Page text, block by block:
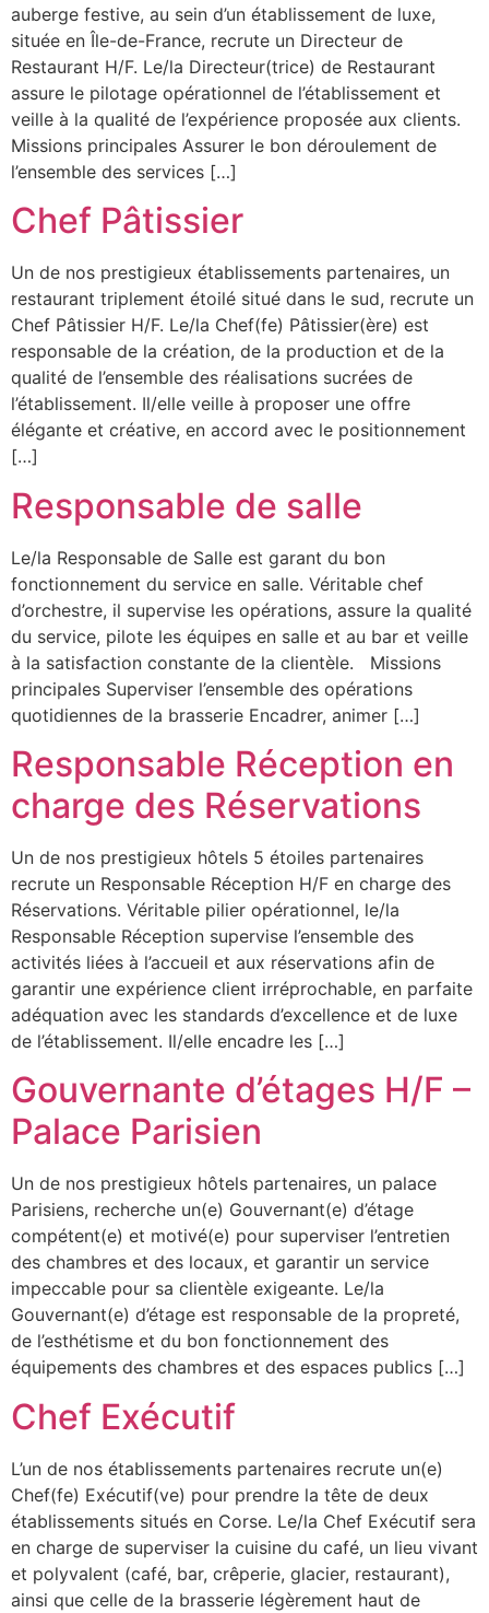
auberge festive, au sein d’un établissement de luxe,
située en Île-de-France, recrute un Directeur de
Restaurant H/F. Le/la Directeur(trice) de Restaurant
assure le pilotage opérationnel de l’établissement et
veille à la qualité de l’expérience proposée aux clients.
Missions principales Assurer le bon déroulement de
l’ensemble des services […]
Chef Pâtissier
Un de nos prestigieux établissements partenaires, un
restaurant triplement étoilé situé dans le sud, recrute un
Chef Pâtissier H/F. Le/la Chef(fe) Pâtissier(ère) est
responsable de la création, de la production et de la
qualité de l’ensemble des réalisations sucrées de
l’établissement. Il/elle veille à proposer une offre
élégante et créative, en accord avec le positionnement
[…]
Responsable de salle
Le/la Responsable de Salle est garant du bon
fonctionnement du service en salle. Véritable chef
d’orchestre, il supervise les opérations, assure la qualité
du service, pilote les équipes en salle et au bar et veille
à la satisfaction constante de la clientèle. Missions
principales Superviser l’ensemble des opérations
quotidiennes de la brasserie Encadrer, animer […]
Responsable Réception en
charge des Réservations
Un de nos prestigieux hôtels 5 étoiles partenaires
recrute un Responsable Réception H/F en charge des
Réservations. Véritable pilier opérationnel, le/la
Responsable Réception supervise l’ensemble des
activités liées à l’accueil et aux réservations afin de
garantir une expérience client irréprochable, en parfaite
adéquation avec les standards d’excellence et de luxe
de l’établissement. Il/elle encadre les […]
Gouvernante d’étages H/F –
Palace Parisien
Un de nos prestigieux hôtels partenaires, un palace
Parisiens, recherche un(e) Gouvernant(e) d’étage
compétent(e) et motivé(e) pour superviser l’entretien
des chambres et des locaux, et garantir un service
impeccable pour sa clientèle exigeante. Le/la
Gouvernant(e) d’étage est responsable de la propreté,
de l’esthétisme et du bon fonctionnement des
équipements des chambres et des espaces publics […]
Chef Exécutif
L’un de nos établissements partenaires recrute un(e)
Chef(fe) Exécutif(ve) pour prendre la tête de deux
établissements situés en Corse. Le/la Chef Exécutif sera
en charge de superviser la cuisine du café, un lieu vivant
et polyvalent (café, bar, crêperie, glacier, restaurant),
ainsi que celle de la brasserie légèrement haut de